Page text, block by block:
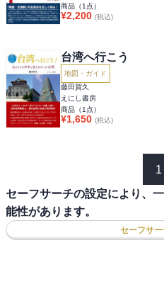
商品（1 点）
¥2,200 (税込)
台湾へ行こう
地図・ガイド
藤田賀久
えにし書房
商品（1 点）
¥1,650 (税込)
1
セーフサーチの設定により、
能性があります。
セーフサ